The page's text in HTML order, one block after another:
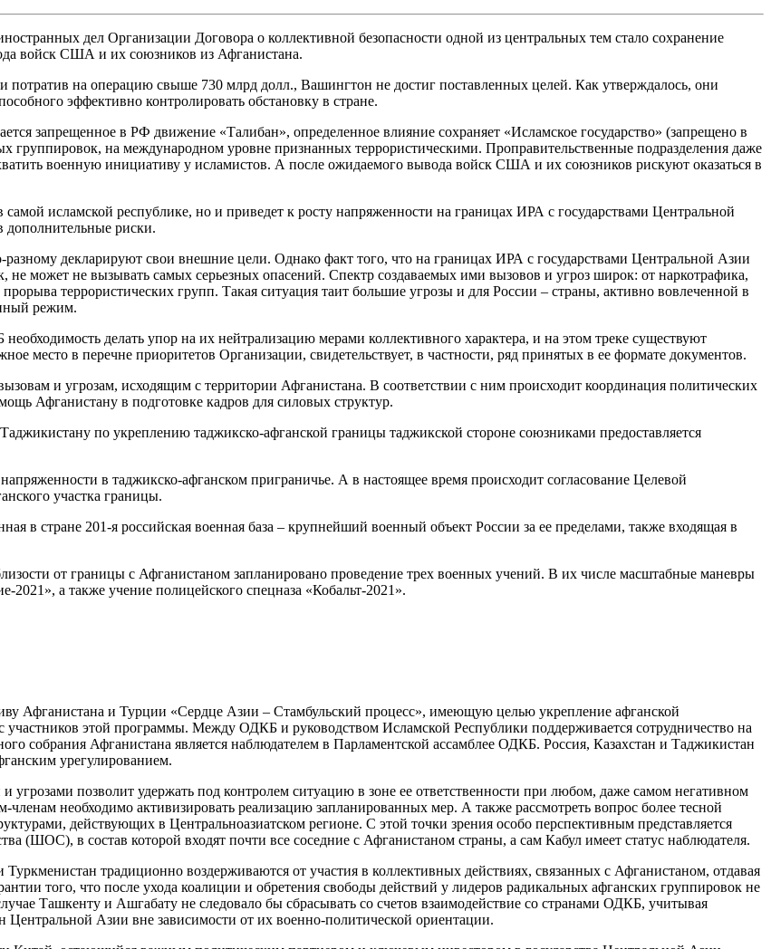
дел Организации Договора о коллективной безопасности одной из центральных тем стало сохранение
войск США и их союзников из Афганистана.
на операцию свыше 730 млрд долл., Вашингтон не достиг поставленных целей. Как утверждалось, они
эффективно контролировать обстановку в стране.
запрещенное в РФ движение «Талибан», определенное влияние сохраняет «Исламское государство» (запрещено в
на международном уровне признанных террористическими. Проправительственные подразделения даже
военную инициативу у исламистов. А после ожидаемого вывода войск США и их союзников рискуют оказаться в
исламской республике, но и приведет к росту напряженности на границах ИРА с государствами Центральной
дополнительные риски.
декларируют свои внешние цели. Однако факт того, что на границах ИРА с государствами Центральной Азии
может не вызывать самых серьезных опасений. Спектр создаваемых ими вызовов и угроз широк: от наркотрафика,
террористических групп. Такая ситуация таит большие угрозы и для России – страны, активно вовлеченной в
режим.
делать упор на их нейтрализацию мерами коллективного характера, и на этом треке существуют
место в перечне приоритетов Организации, свидетельствует, в частности, ряд принятых в ее формате документов.
и угрозам, исходящим с территории Афганистана. В соответствии с ним происходит координация политических
Афганистану в подготовке кадров для силовых структур.
по укреплению таджикско-афганской границы таджикской стороне союзниками предоставляется
в таджикско-афганском приграничье. А в настоящее время происходит согласование Целевой
участка границы.
в стране 201-я российская военная база – крупнейший военный объект России за ее пределами, также входящая в
от границы с Афганистаном запланировано проведение трех военных учений. В их числе масштабные маневры
а также учение полицейского спецназа «Кобальт-2021».
Афганистана и Турции «Сердце Азии – Стамбульский процесс», имеющую целью укрепление афганской
участников этой программы. Между ОДКБ и руководством Исламской Республики поддерживается сотрудничество на
собрания Афганистана является наблюдателем в Парламентской ассамблее ОДКБ. Россия, Казахстан и Таджикистан
урегулированием.
позволит удержать под контролем ситуацию в зоне ее ответственности при любом, даже самом негативном
необходимо активизировать реализацию запланированных мер. А также рассмотреть вопрос более тесной
действующих в Центральноазиатском регионе. С этой точки зрения особо перспективным представляется
(ШОС), в состав которой входят почти все соседние с Афганистаном страны, а сам Кабул имеет статус наблюдателя.
традиционно воздерживаются от участия в коллективных действиях, связанных с Афганистаном, отдавая
того, что после ухода коалиции и обретения свободы действий у лидеров радикальных афганских группировок не
Ташкенту и Ашгабату не следовало бы сбрасывать со счетов взаимодействие со странами ОДКБ, учитывая
Центральной Азии вне зависимости от их военно-политической ориентации.